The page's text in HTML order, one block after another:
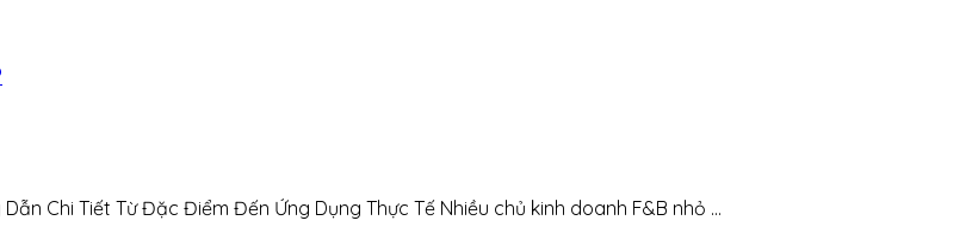
Chi Tiết Từ Đặc Điểm Đến Ứng Dụng Thực Tế Nhiều chủ kinh doanh F&B nhỏ ...